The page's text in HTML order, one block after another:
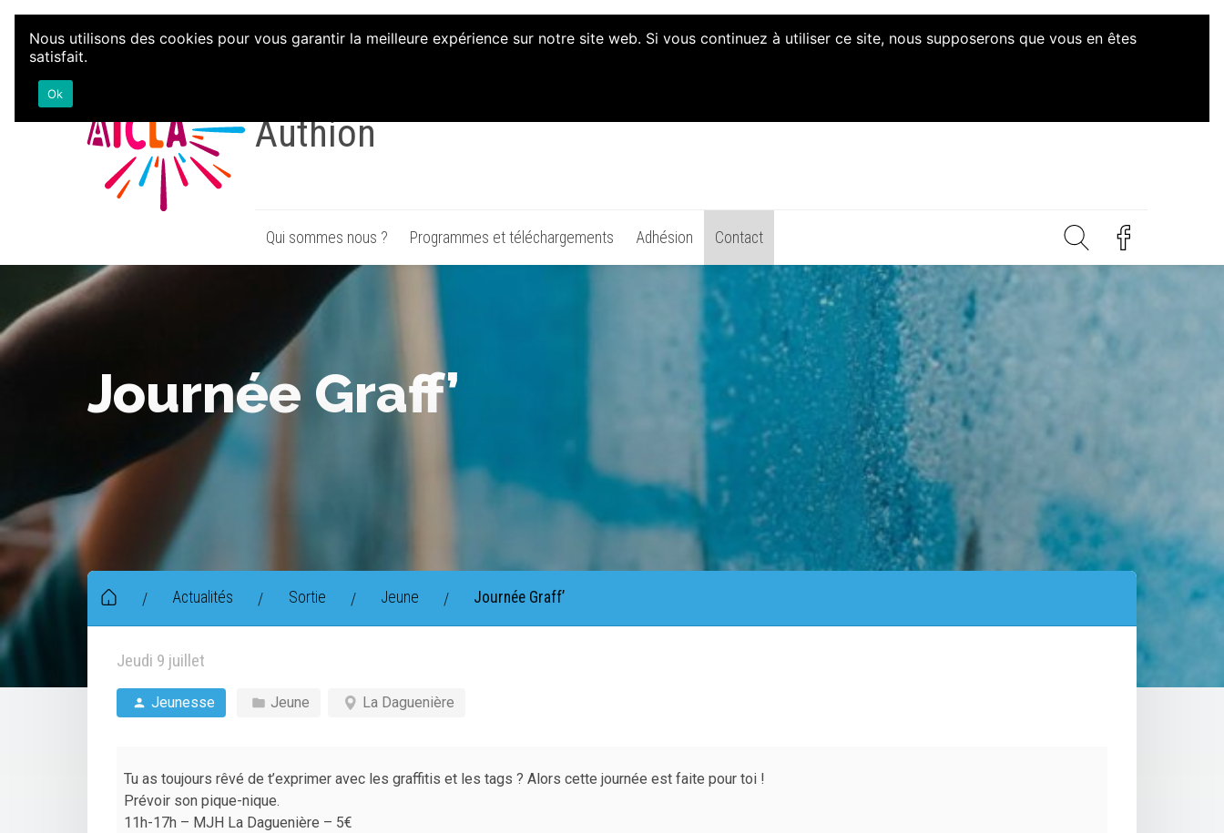
Aller au contenu
Authion
Qui sommes nous ? Programmes et téléchargements Adhésion Contact
Journée Graff’
/ Actualités / Sortie / Jeune / Journée Graff’
Jeudi 9 juillet
Jeunesse Jeune La Daguenière
Tu as toujours rêvé de t’exprimer avec les graffitis et les tags ? Alors cette journée est faite pour toi !
Prévoir son pique-nique.
11h-17h – MJH La Daguenière – 5€
Nous utilisons des cookies pour vous garantir la meilleure expérience sur notre site web. Si vous continuez à utiliser ce site, nous supposerons que vous en êtes
satisfait.
Ok